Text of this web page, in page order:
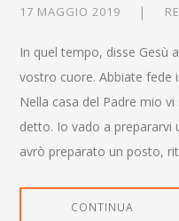
17 MAGGIO 2019
In quel tempo, disse Gesù
vostro cuore. Abbiate fede
Nella casa del Padre mio
detto. Io vado a prepararvi
avrò preparato un posto,
CONTINUA